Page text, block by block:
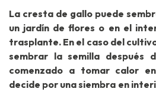
La cresta de gallo puede
un jardín de flores o en el
trasplante. En el caso del
sembrar la semilla después
comenzado a tomar calor
decide por una siembra en